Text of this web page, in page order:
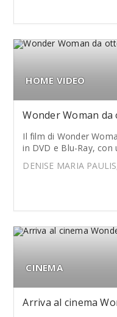
HOME VIDEO
Wonder Woman
Il film di Wonder
in DVD e Blu-Ray, con
DENISE MARIA
CINEMA
Arriva al cinema